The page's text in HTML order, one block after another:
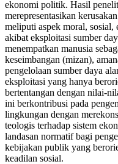
ekonomi politik. Hasil
merepresentasikan
meliputi aspek moral,
akibat eksploitasi sumber
menempatkan manusia
keseimbangan (mizan),
pengelolaan sumber daya
eksploitasi yang hanya
bertentangan dengan nilai-
ini berkontribusi pada
lingkungan dengan
teologis terhadap sistem
landasan normatif bagi
kebijakan publik yang
keadilan sosial.